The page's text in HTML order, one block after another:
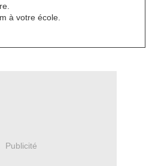
à votre école.
Publicité